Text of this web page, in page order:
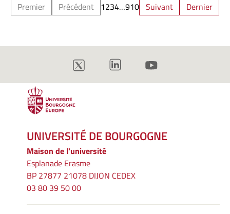
Premier Précédent 1234…910 Suivant Dernier
UNIVERSITÉ DE BOURGOGNE
Maison de l'université
Esplanade Erasme
BP 27877 21078 DIJON CEDEX
03 80 39 50 00